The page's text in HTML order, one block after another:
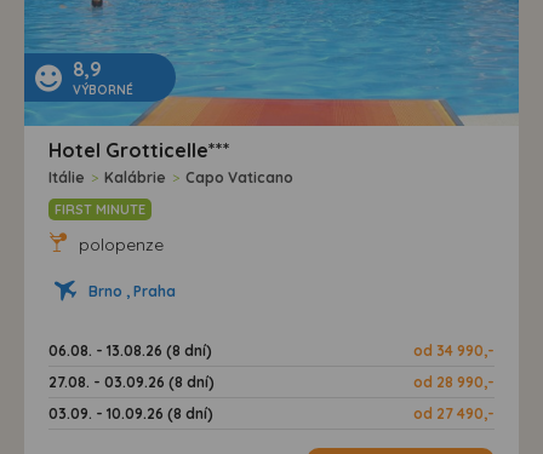
8,9
VÝBORNÉ
Hotel Grotticelle***
Itálie > Kalábrie > Capo Vaticano
FIRST MINUTE
polopenze
Brno , Praha
06.08. - 13.08.26 (8 dní)
od 34 990,-
27.08. - 03.09.26 (8 dní)
od 28 990,-
03.09. - 10.09.26 (8 dní)
od 27 490,-